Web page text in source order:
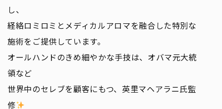
し、
経絡ロミロミとメディカルアロマを融合した特別な
施術をご提供しています。
オールハンドのきめ細やかな手技は、オバマ元大統
領など
世界中のセレブを顧客にもつ、英里マヘアラニ氏監
修